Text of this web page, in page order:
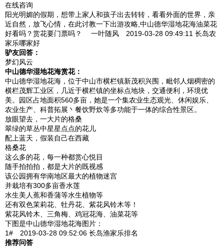
在线咨询
阳光明媚的假期，想带上家人和孩子出去转转，看看外面的世界，亲
近自然，放飞心情，在此讨教一下出游攻略,中山德华湿地花海油菜花
好看吗？赏花要门票吗？
一叶随风 2019-03-28 09:49:11 长岛农
家乐哪家好
驴友回答：
梦幻风云
中山德华湿地花海赏花：
中山德华湿地花海，位于中山市横栏镇新茂积兴围，毗邻人烟稠密的
横栏茂辉工业区，几近于横栏镇的坐标点地块，交通便利，环境优
美。园区占地面积560多亩，她是一个集农业生态观光、休闲娱乐、
农业生产、科普拓展丶餐饮野炊等多功能于一体的综合性景区。
放眼望去，一大片的格桑
翠绿的草丛中星星点点的花儿
配上蓝天，假装自己在西藏
格桑花
这么多的花，每一种都赏心悦目
随手拍拍拍，都是大片的既视感
该公园拥有华南地区最大的植物迷宫
并栽培有300多亩香水莲
水生美人蕉和香蒲等水生植物等
还有双色茉莉花、牡丹花、紫花风铃木等！
紫花风铃木、三角梅、鸡冠花海、油菜花等
下图是中山德华湿地花海图片：
1# 2019-03-28 09:52:06 长岛渔家乐排名
推荐问答